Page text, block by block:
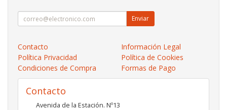
Enviar
Contacto
Información Legal
Política Privacidad
Política de Cookies
Condiciones de Compra
Formas de Pago
Contacto
Avenida de la Estación. Nº13